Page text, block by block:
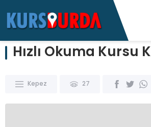
Hızlı Okuma Kursu
Kepez 27